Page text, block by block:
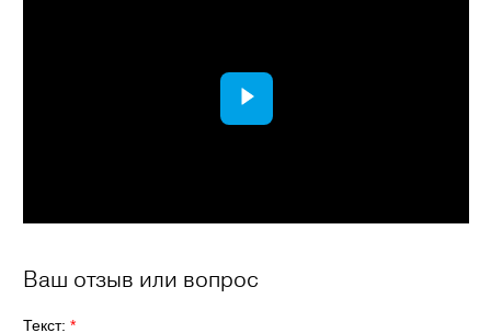
Ваш отзыв или вопрос
Текст: *